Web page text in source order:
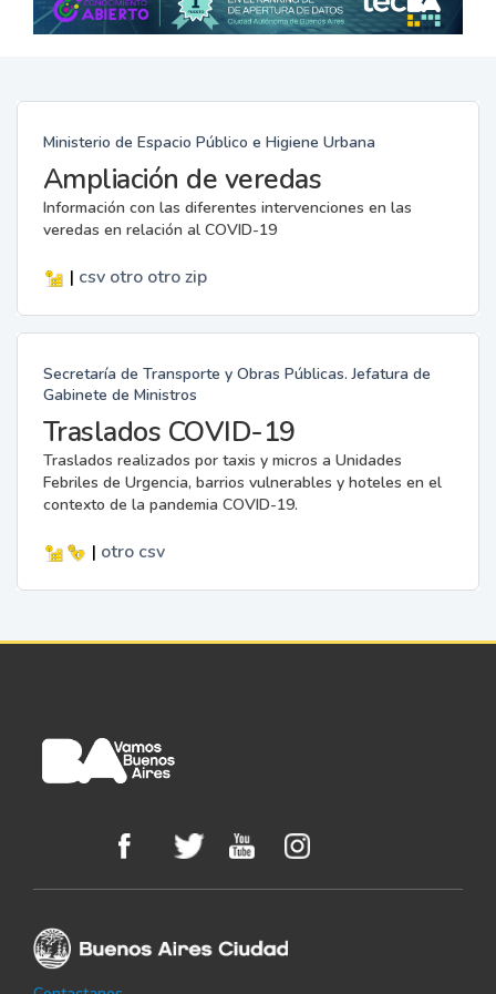
Ministerio de Espacio Público e Higiene Urbana
Ampliación de veredas
Información con las diferentes intervenciones en las
veredas en relación al COVID-19
| csv otro otro zip
Secretaría de Transporte y Obras Públicas. Jefatura de
Gabinete de Ministros
Traslados COVID-19
Traslados realizados por taxis y micros a Unidades
Febriles de Urgencia, barrios vulnerables y hoteles en el
contexto de la pandemia COVID-19.
| otro csv